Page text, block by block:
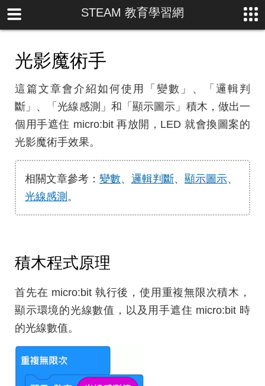
STEAM 教育學習網
光影魔術手
這篇文章會介紹如何使用「變數」、「邏輯判
斷」、「光線感測」和「顯示圖示」積木，做出一
個用手遮住 micro:bit 再放開，LED 就會換圖案的
光影魔術手效果。
相關文章參考： 變數、 邏輯判斷、 顯示圖示、
光線感測 。
積木程式原理
首先在 micro:bit 執行後，使用重複無限次積木，
顯示環境的光線數值，以及用手遮住 micro:bit 時
的光線數值。